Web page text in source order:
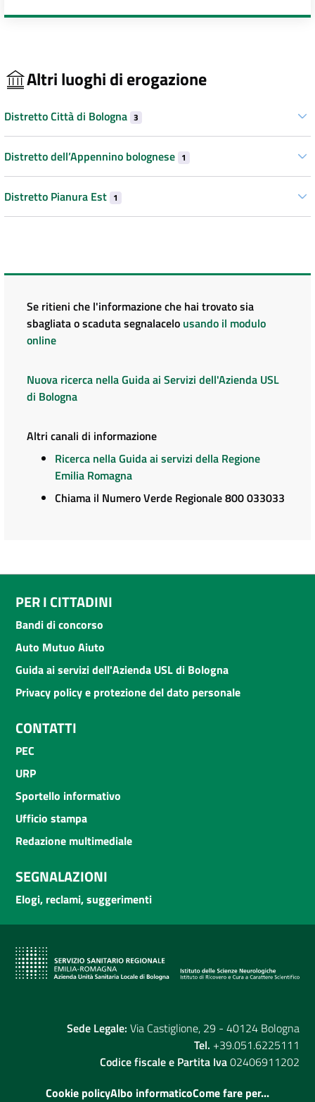
Altri luoghi di erogazione
Distretto Città di Bologna 3
Distretto dell’Appennino bolognese 1
Distretto Pianura Est 1
Se ritieni che l'informazione che hai trovato sia
sbagliata o scaduta segnalacelo usando il modulo
online
Nuova ricerca nella Guida ai Servizi dell'Azienda USL
di Bologna
Altri canali di informazione
Ricerca nella Guida ai servizi della Regione
Emilia Romagna
Chiama il Numero Verde Regionale 800 033033
PER I CITTADINI
Bandi di concorso
Auto Mutuo Aiuto
Guida ai servizi dell'Azienda USL di Bologna
Privacy policy e protezione del dato personale
CONTATTI
PEC
URP
Sportello informativo
Ufficio stampa
Redazione multimediale
SEGNALAZIONI
Elogi, reclami, suggerimenti
Sede Legale: Via Castiglione, 29 - 40124 Bologna
Tel. +39.051.6225111
Codice fiscale e Partita Iva02406911202
Cookie policyAlbo informaticoCome fare per...